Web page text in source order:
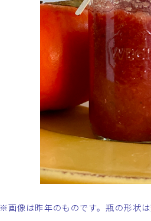
※画像は昨年のものです。瓶の形状は